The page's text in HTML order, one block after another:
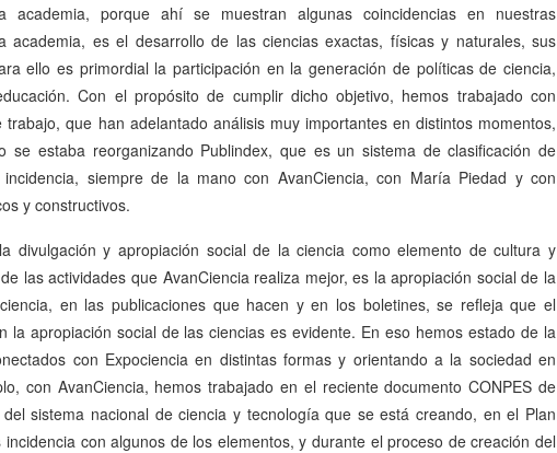
academia, porque ahí se muestran algunas coincidencias en nuestras
academia, es el desarrollo de las ciencias exactas, físicas y naturales, sus
ello es primordial la participación en la generación de políticas de ciencia,
Con el propósito de cumplir dicho objetivo, hemos trabajado con
que han adelantado análisis muy importantes en distintos momentos,
se estaba reorganizando Publindex, que es un sistema de clasificación de
siempre de la mano con AvanCiencia, con María Piedad y con
y constructivos.
divulgación y apropiación social de la ciencia como elemento de cultura y
las actividades que AvanCiencia realiza mejor, es la apropiación social de la
en las publicaciones que hacen y en los boletines, se refleja que el
la apropiación social de las ciencias es evidente. En eso hemos estado de la
con Expociencia en distintas formas y orientando a la sociedad en
con AvanCiencia, hemos trabajado en el reciente documento CONPES de
sistema nacional de ciencia y tecnología que se está creando, en el Plan
con algunos de los elementos, y durante el proceso de creación del